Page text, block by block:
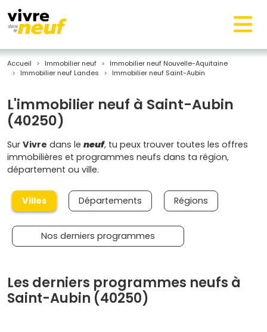
Accueil Immobilier neuf
Immobilier neuf Nouvelle-Aquitaine
Immobilier neuf Landes
Immobilier neuf Saint-Aubin
L'immobilier neuf à Saint-Aubin
(40250)
Sur Vivre dans le neuf, tu peux trouver toutes les offres
immobilières et programmes neufs dans ta région,
département ou ville.
Villes Départements Régions
Nos derniers programmes
Les derniers programmes neufs à
Saint-Aubin (40250)